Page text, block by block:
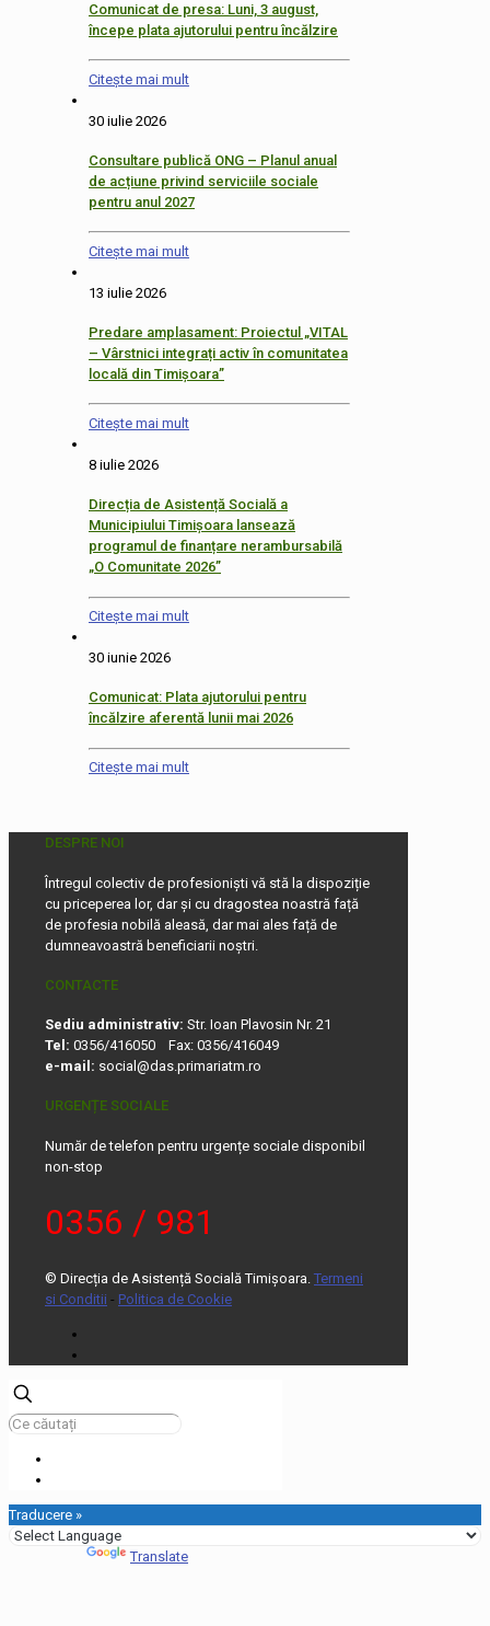
Comunicat de presa: Luni, 3 august,
începe plata ajutorului pentru încălzire
Citește mai mult
30 iulie 2026
Consultare publică ONG – Planul anual
de acțiune privind serviciile sociale
pentru anul 2027
Citește mai mult
13 iulie 2026
Predare amplasament: Proiectul „VITAL
– Vârstnici integrați activ în comunitatea
locală din Timișoara”
Citește mai mult
8 iulie 2026
Direcția de Asistență Socială a
Municipiului Timișoara lansează
programul de finanțare nerambursabilă
„O Comunitate 2026”
Citește mai mult
30 iunie 2026
Comunicat: Plata ajutorului pentru
încălzire aferentă lunii mai 2026
Citește mai mult
DESPRE NOI
Întregul colectiv de profesioniști vă stă la dispoziție
cu priceperea lor, dar și cu dragostea noastră față
de profesia nobilă aleasă, dar mai ales față de
dumneavoastră beneficiarii noștri.
CONTACTE
Sediu administrativ: Str. Ioan Plavosin Nr. 21
Tel: 0356/416050 Fax: 0356/416049
e-mail: social@das.primariatm.ro
URGENȚE SOCIALE
Număr de telefon pentru urgențe sociale disponibil
non-stop
0356 / 981
© Direcția de Asistență Socială Timișoara. Termeni
si Conditii - Politica de Cookie
Traducere »
Translate